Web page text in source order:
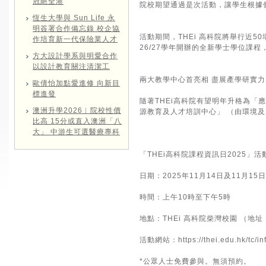
恆生大學與 Sun Life 永
明簽署合作備忘錄 校企協
作培育新一代保險業人才
方大設計學系與明愛合作
以設計教育關注清潔工
歐倩怡加點愛進修 向新目
標進發
澳洲升學2026︱院校性價
比高 15分或直入澳洲「八
大」 中游生可選醫療專科
院校期望通過是次活動，讓學生根
活動期間，THEi 高科院將舉行近50
26/27學年開辦的全新學士學位課程
兩大教學中心首亮相 盡展產學研實力
隨著THEi高科院有望明年升格為「
源教育及人才培訓中心」 （由環境
「THEi高科院課程資訊日2025」活
日期：2025年11月14日及11月15
時間：上午10時至下午5時
地點：THEi 高科院柴灣校園 （地
活動網站：https://thei.edu.hk/tc/
*公眾人士免費參與。無須預約。